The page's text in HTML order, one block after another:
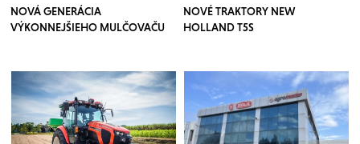
NOVÁ GENERÁCIA
VÝKONNEJŠIEHO MULČOVAČU
NOVÉ TRAKTORY NEW
HOLLAND T5S